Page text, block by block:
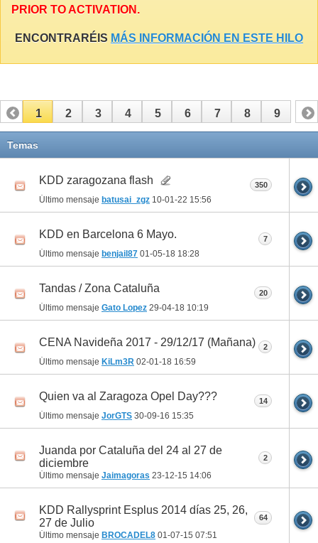
PRIOR TO ACTIVATION.
ENCONTRARÉIS MÁS INFORMACIÓN EN ESTE HILO
1 2 3 4 5 6 7 8 9
Temas
KDD zaragozana flash
Último mensaje batusai_zgz 10-01-22 15:56
350
KDD en Barcelona 6 Mayo.
Último mensaje benjail87 01-05-18 18:28
7
Tandas / Zona Cataluña
Último mensaje Gato Lopez 29-04-18 10:19
20
CENA Navideña 2017 - 29/12/17 (Mañana)
Último mensaje KiLm3R 02-01-18 16:59
2
Quien va al Zaragoza Opel Day???
Último mensaje JorGTS 30-09-16 15:35
14
Juanda por Cataluña del 24 al 27 de
diciembre
Último mensaje Jaimagoras 23-12-15 14:06
2
KDD Rallysprint Esplus 2014 días 25, 26,
27 de Julio
Último mensaje BROCADEL8 01-07-15 07:51
64